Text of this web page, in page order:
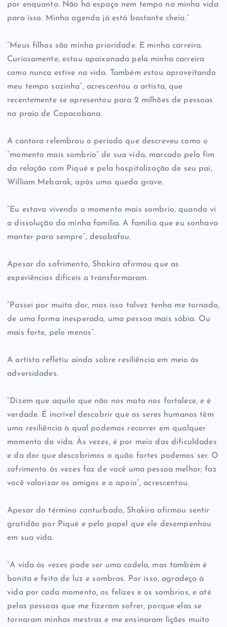
por enquanto. Não há espaço nem tempo na minha vida
para isso. Minha agenda já está bastante cheia.”
​”Meus filhos são minha prioridade. E minha carreira.
Curiosamente, estou apaixonada pela minha carreira
como nunca estive na vida. Também estou aproveitando
meu tempo sozinha”, acrescentou a artista, que
recentemente se apresentou para 2 milhões de pessoas
na praia de Copacabana.
A cantora relembrou o período que descreveu como o
“momento mais sombrio” de sua vida, marcado pelo fim
da relação com Piqué e pela hospitalização de seu pai,
William Mebarak, após uma queda grave.
“Eu estava vivendo o momento mais sombrio, quando vi
a dissolução da minha família. A família que eu sonhava
manter para sempre”, desabafou.
Apesar do sofrimento, Shakira afirmou que as
experiências difíceis a transformaram.
“Passei por muita dor, mas isso talvez tenha me tornado,
de uma forma inesperada, uma pessoa mais sábia. Ou
mais forte, pelo menos”.
A artista refletiu ainda sobre resiliência em meio às
adversidades.
“Dizem que aquilo que não nos mata nos fortalece, e é
verdade. É incrível descobrir que os seres humanos têm
uma resiliência à qual podemos recorrer em qualquer
momento da vida. Às vezes, é por meio das dificuldades
e da dor que descobrimos o quão fortes podemos ser. O
sofrimento às vezes faz de você uma pessoa melhor; faz
você valorizar os amigos e o apoio”, acrescentou.
Apesar do término conturbado, Shakira afirmou sentir
gratidão por Piqué e pelo papel que ele desempenhou
em sua vida.
“A vida às vezes pode ser uma cadela, mas também é
bonita e feita de luz e sombras. Por isso, agradeço à
vida por cada momento, os felizes e os sombrios, e até
pelas pessoas que me fizeram sofrer, porque elas se
tornaram minhas mestras e me ensinaram lições muito